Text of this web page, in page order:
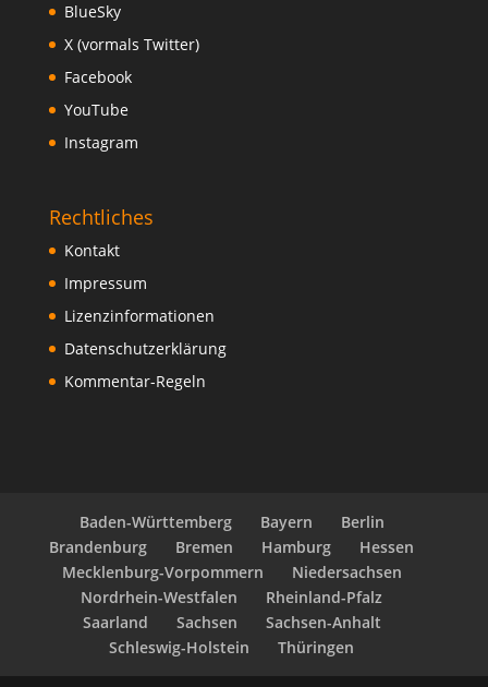
BlueSky
X (vormals Twitter)
Facebook
YouTube
Instagram
Rechtliches
Kontakt
Impressum
Lizenzinformationen
Datenschutzerklärung
Kommentar-Regeln
Baden-Württemberg Bayern
Berlin
Brandenburg
Bremen Hamburg
Hessen
Mecklenburg-Vorpommern
Niedersachsen
Nordrhein-Westfalen
Rheinland-Pfalz
Saarland
Sachsen
Sachsen-Anhalt
Schleswig-Holstein
Thüringen